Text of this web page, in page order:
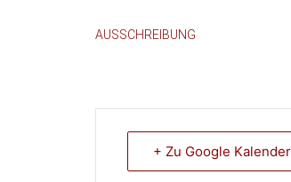
AUSSCHREIBUNG
+ Zu Google